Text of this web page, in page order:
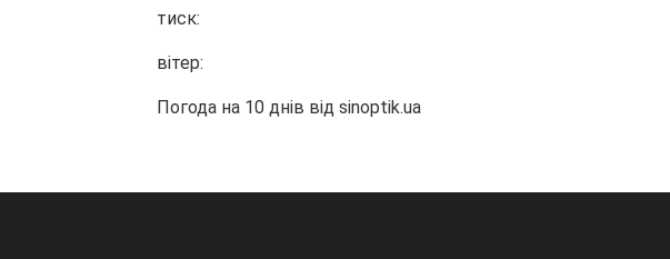
тиск:
вітер:
Погода на 10 днів від sinoptik.ua